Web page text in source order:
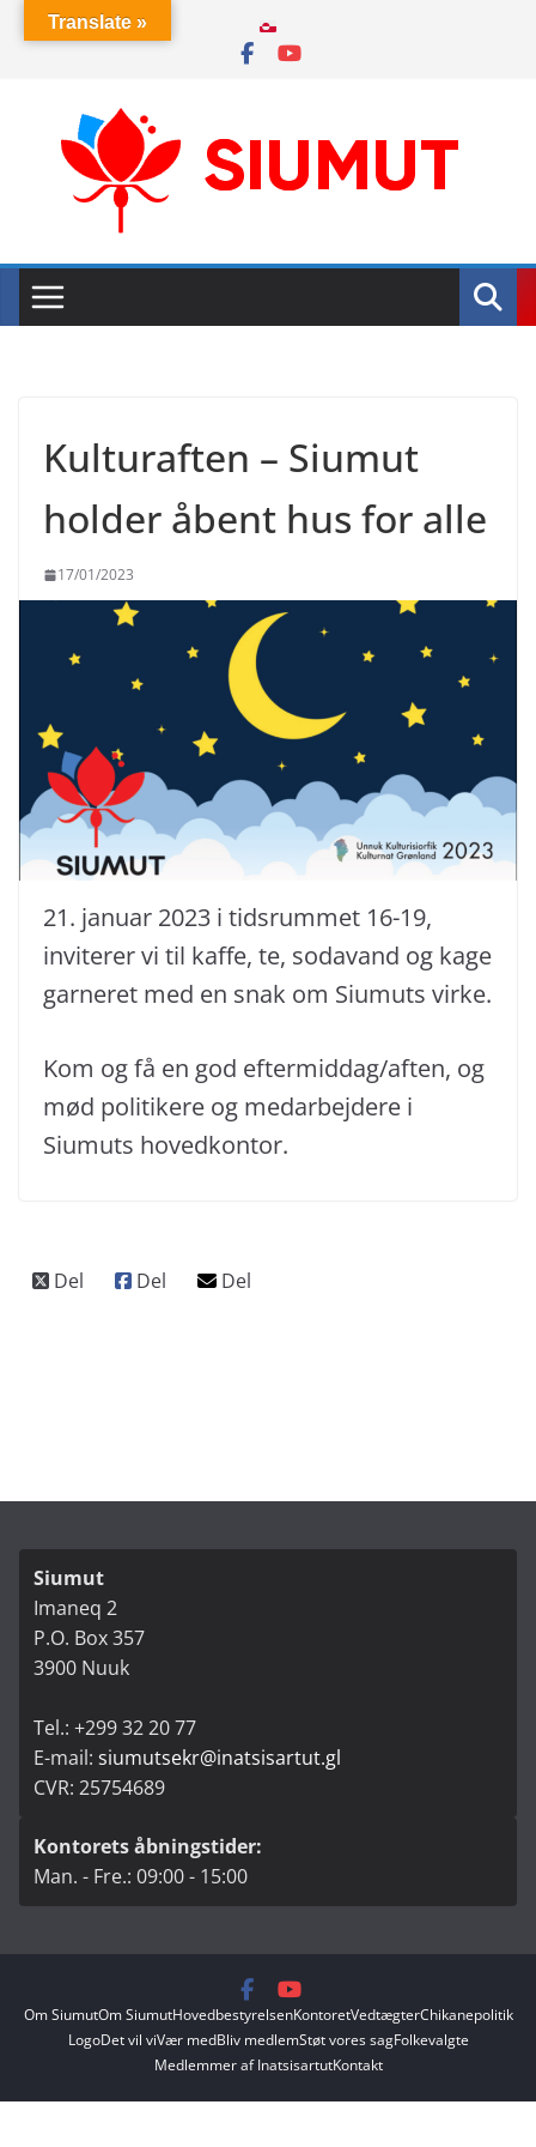
Kulturaften – Siumut
holder åbent hus for alle
17/01/2023
21. januar 2023 i tidsrummet 16-19,
inviterer vi til kaffe, te, sodavand og kage
garneret med en snak om Siumuts virke.
Kom og få en god eftermiddag/aften, og
mød politikere og medarbejdere i
Siumuts hovedkontor.
Siumut
Imaneq 2
P.O. Box 357
3900 Nuuk
Tel.: +299 32 20 77
E-mail: siumutsekr@inatsisartut.gl
CVR: 25754689
Kontorets åbningstider:
Man. - Fre.: 09:00 - 15:00
Om SiumutOm SiumutHovedbestyrelsenKontoretVedtægterChikanepolitik
LogoDet vil viVær medBliv medlemStøt vores sagFolkevalgte
Medlemmer af InatsisartutKontakt
Translate »